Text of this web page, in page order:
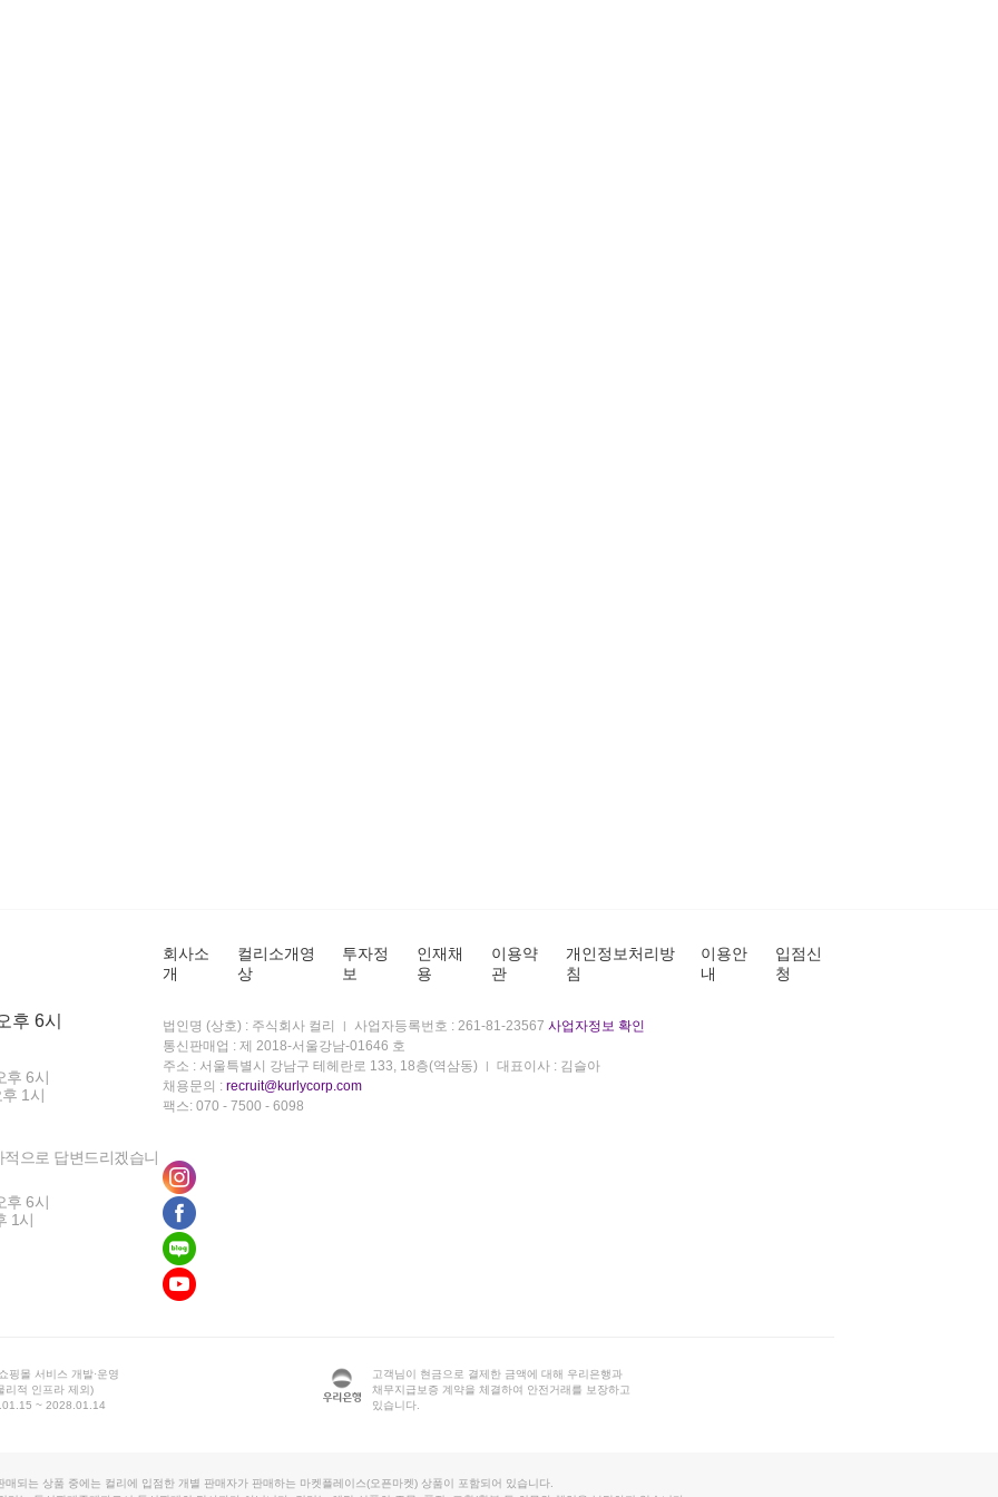
후 6시
후 6시
1시
으로 답변드리겠습니
후 6시
1시
회사소
개
컬리소개영
상
투자정
보
인재채
용
이용약
관
개인정보처리방
침
이용안
내
입점신
청
법인명 (상호) : 주식회사 컬리 사업자등록번호 : 261-81-23567 사업자정보 확인
통신판매업 : 제 2018-서울강남-01646 호
주소 : 서울특별시 강남구 테헤란로 133, 18층(역삼동)
대표이사 : 김슬아
채용문의 : recruit@kurlycorp.com
팩스: 070 - 7500 - 6098
핑몰 서비스 개발·운영
리적 인프라 제외)
~ 2028.01.14
고객님이 현금으로 결제한 금액에 대해 우리은행과
채무지급보증 계약을 체결하여 안전거래를 보장하고
있습니다.
매되는 상품 중에는 컬리에 입점한 개별 판매자가 판매하는 마켓플레이스(오픈마켓) 상품이 포함되어 있습니다.